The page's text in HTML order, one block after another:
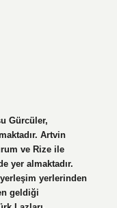
Gürcüler,
Artvin
ve Rize ile
yer almaktadır.
yerlerinden
geldiği